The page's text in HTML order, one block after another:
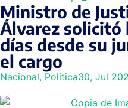
Ministro de
Álvarez solicitó
días desde su
el cargo
Nacional, Política30, Jul